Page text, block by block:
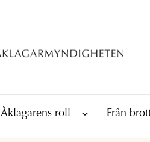
Åklagarens roll Från